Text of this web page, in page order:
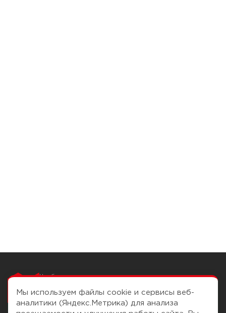
Чтобы вам легко
Мы используем файлы cookie и сервисы веб-
аналитики (Яндекс.Метрика) для анализа